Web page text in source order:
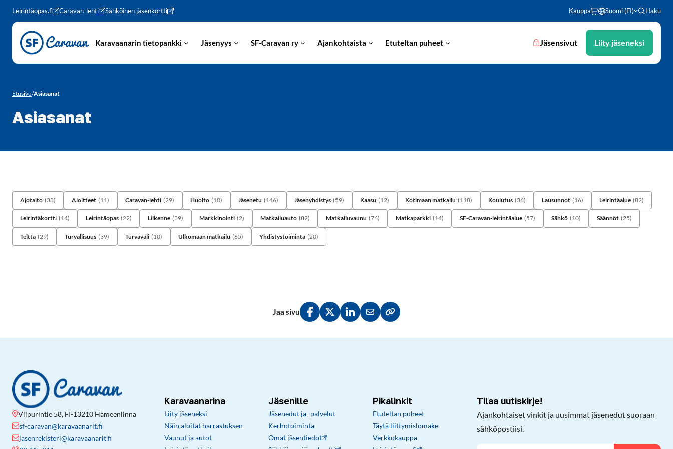
Siirry sivun sisältöön
Leirintäopas.fi Caravan-lehti Sähköinen jäsenkortti Kauppa Suomi (FI) Haku
Karavaanarin tietopankki Jäsenyys SF-Caravan ry Ajankohtaista Etuteltan puheet Jäsensivut Liity jäseneksi
Etusivu/Asiasanat
Asiasanat
Ajotaito (38) Aloitteet (11) Caravan-lehti (29) Huolto (10) Jäsenetu (146) Jäsenyhdistys (59) Kaasu (12) Kotimaan matkailu (118) Koulutus (36) Lausunnot (16) Leirintäalue (82)
Leirintäkortti (14) Leirintäopas (22) Liikenne (39) Markkinointi (2) Matkailuauto (82) Matkailuvaunu (76) Matkaparkki (14) SF-Caravan-leirintäalue (57) Sähkö (10) Säännöt (25)
Teltta (29) Turvallisuus (39) Turvaväli (10) Ulkomaan matkailu (65) Yhdistystoiminta (20)
Jaa sivu
Jaa Facebookissa
Jaa Twitterissä
Jaa LinkedInissä
Jaa sähköpostitse
Kopioi linkki leikepöydälle
Viipurintie 58, FI-13210 Hämeenlinna
sf-caravan@karavaanarit.fi
jasenrekisteri@karavaanarit.fi
Karavaanarina
Liity jäseneksi
Näin aloitat harrastuksen
Vaunut ja autot
Jäsenille
Jäsenedut ja -palvelut
Kerhotoiminta
Omat jäsentiedot
Pikalinkit
Etuteltan puheet
Täytä liittymislomake
Verkkokauppa
Tilaa uutiskirje!
Ajankohtaiset vinkit ja uusimmat jäsenedut suoraan
sähköpostiisi.